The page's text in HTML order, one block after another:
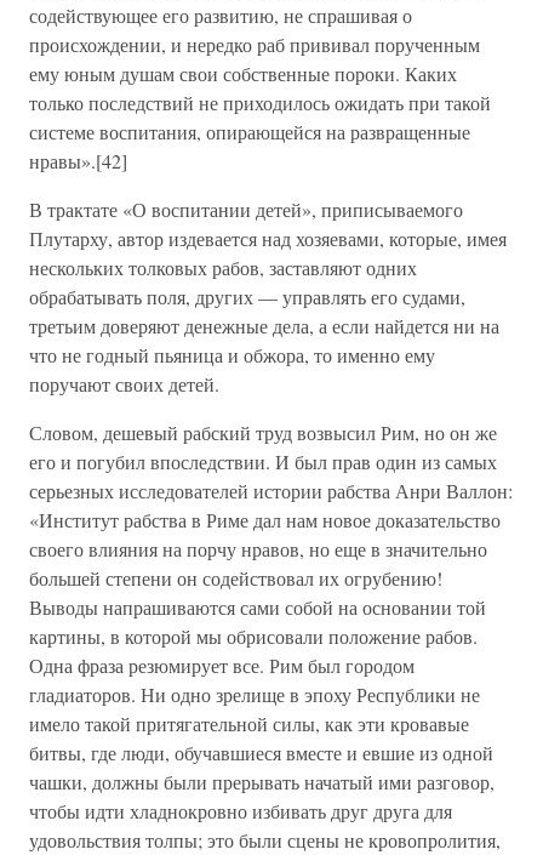
содействующее его развитию, не спрашивая о
происхождении, и нередко раб прививал порученным
ему юным душам свои собственные пороки. Каких
только последствий не приходилось ожидать при такой
системе воспитания, опирающейся на развращенные
нравы».[42]
В трактате «О воспитании детей», приписываемого
Плутарху, автор издевается над хозяевами, которые, имея
нескольких толковых рабов, заставляют одних
обрабатывать поля, других — управлять его судами,
третьим доверяют денежные дела, а если найдется ни на
что не годный пьяница и обжора, то именно ему
поручают своих детей.
Словом, дешевый рабский труд возвысил Рим, но он же
его и погубил впоследствии. И был прав один из самых
серьезных исследователей истории рабства Анри Валлон:
«Институт рабства в Риме дал нам новое доказательство
своего влияния на порчу нравов, но еще в значительно
большей степени он содействовал их огрубению!
Выводы напрашиваются сами собой на основании той
картины, в которой мы обрисовали положение рабов.
Одна фраза резюмирует все. Рим был городом
гладиаторов. Ни одно зрелище в эпоху Республики не
имело такой притягательной силы, как эти кровавые
битвы, где люди, обучавшиеся вместе и евшие из одной
чашки, должны были прерывать начатый ими разговор,
чтобы идти хладнокровно избивать друг друга для
удовольствия толпы; это были сцены не кровопролития,